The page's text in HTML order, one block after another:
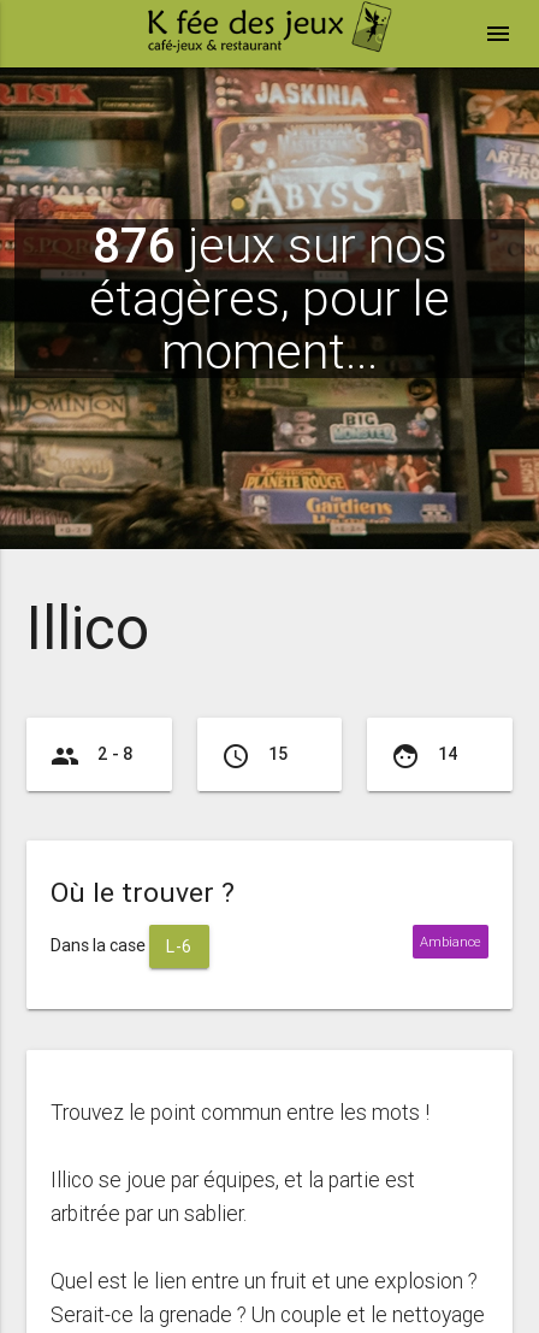
menu
876jeux sur nos
étagères, pour le
moment...
Illico
group 2 - 8 access_time 15 face 14
Où le trouver ?
Dans la case L-6 Ambiance
Trouvez le point commun entre les mots !
Illico se joue par équipes, et la partie est
arbitrée par un sablier.
Quel est le lien entre un fruit et une explosion ?
Serait-ce la grenade ? Un couple et le nettoyage